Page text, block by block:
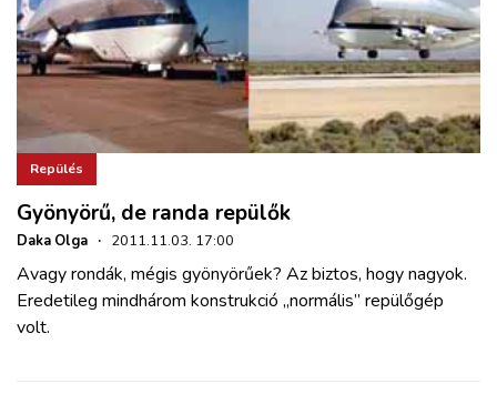
Repülés
Gyönyörű, de randa repülők
Daka Olga · 2011.11.03. 17:00
Avagy rondák, mégis gyönyörűek? Az biztos, hogy nagyok.
Eredetileg mindhárom konstrukció „normális” repülőgép
volt.